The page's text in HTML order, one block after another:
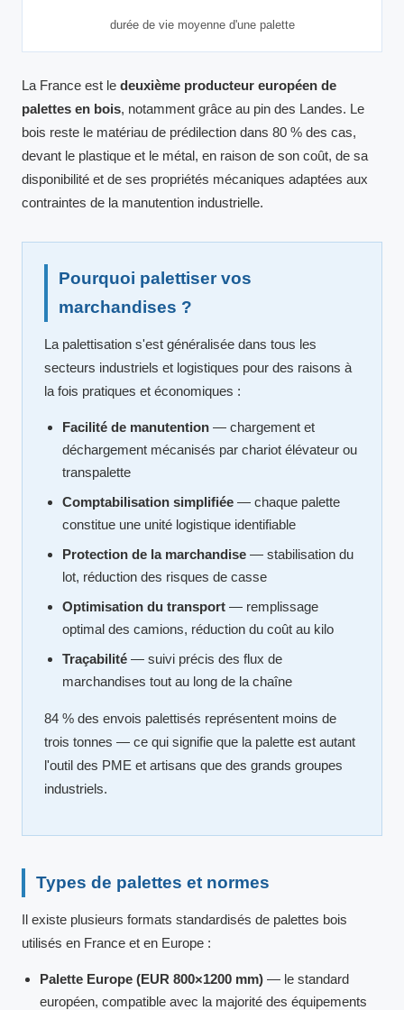
durée de vie moyenne d'une palette
La France est le deuxième producteur européen de
palettes en bois, notamment grâce au pin des Landes. Le
bois reste le matériau de prédilection dans 80 % des cas,
devant le plastique et le métal, en raison de son coût, de sa
disponibilité et de ses propriétés mécaniques adaptées aux
contraintes de la manutention industrielle.
Pourquoi palettiser vos
marchandises ?
La palettisation s'est généralisée dans tous les
secteurs industriels et logistiques pour des raisons à
la fois pratiques et économiques :
Facilité de manutention — chargement et
déchargement mécanisés par chariot élévateur ou
transpalette
Comptabilisation simplifiée — chaque palette
constitue une unité logistique identifiable
Protection de la marchandise — stabilisation du
lot, réduction des risques de casse
Optimisation du transport — remplissage
optimal des camions, réduction du coût au kilo
Traçabilité — suivi précis des flux de
marchandises tout au long de la chaîne
84 % des envois palettisés représentent moins de
trois tonnes — ce qui signifie que la palette est autant
l'outil des PME et artisans que des grands groupes
industriels.
Types de palettes et normes
Il existe plusieurs formats standardisés de palettes bois
utilisés en France et en Europe :
Palette Europe (EUR 800×1200 mm) — le standard
européen, compatible avec la majorité des équipements